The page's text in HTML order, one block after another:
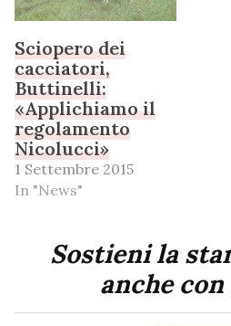
Sciopero dei
cacciatori,
Buttinelli:
«Applichiamo il
regolamento
Nicolucci»
1 Settembre 2015
In "News"
Sostieni la
anche con